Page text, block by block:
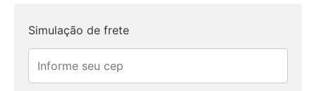
Simulação de frete